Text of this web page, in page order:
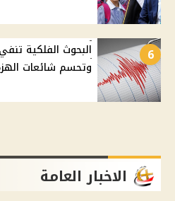
6
البحوث الفلكية
وتحسم شائعات
الاخبار العامة